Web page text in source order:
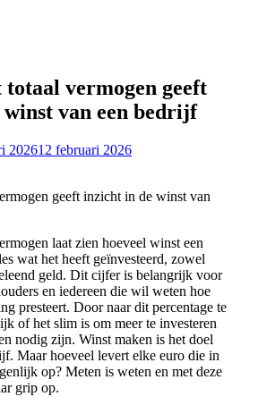
vermogen geeft
van een bedrijf
202612 februari 2026
geeft inzicht in de winst van
laat zien hoeveel winst een
wat het heeft geïnvesteerd, zowel
geld. Dit cijfer is belangrijk voor
en iedereen die wil weten hoe
presteert. Door naar dit percentage te
of het slim is om meer te investeren
nodig zijn. Winst maken is het doel
Maar hoeveel levert elke euro die in
op? Meten is weten en met deze
grip op.